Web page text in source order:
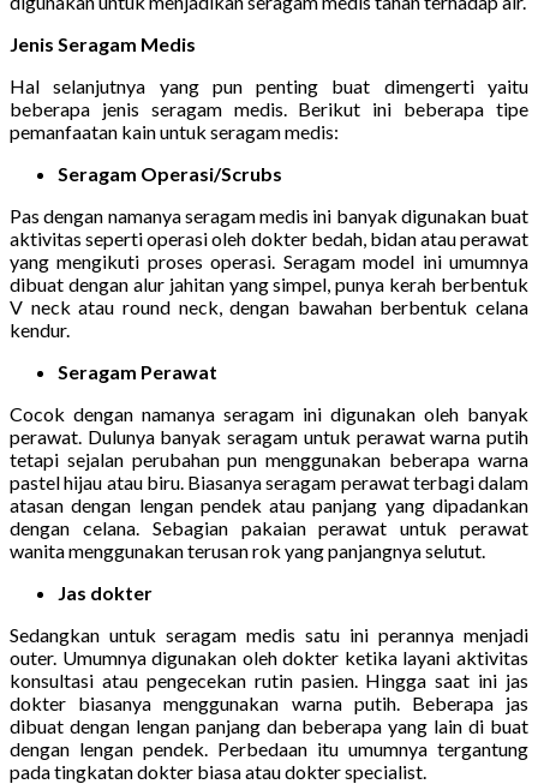
Jenis Seragam Medis
Hal selanjutnya yang pun penting buat dimengerti yaitu
beberapa jenis seragam medis. Berikut ini beberapa tipe
pemanfaatan kain untuk seragam medis:
Seragam Operasi/Scrubs
Pas dengan namanya seragam medis ini banyak digunakan buat
aktivitas seperti operasi oleh dokter bedah, bidan atau perawat
yang mengikuti proses operasi. Seragam model ini umumnya
dibuat dengan alur jahitan yang simpel, punya kerah berbentuk
V neck atau round neck, dengan bawahan berbentuk celana
kendur.
Seragam Perawat
Cocok dengan namanya seragam ini digunakan oleh banyak
perawat. Dulunya banyak seragam untuk perawat warna putih
tetapi sejalan perubahan pun menggunakan beberapa warna
pastel hijau atau biru. Biasanya seragam perawat terbagi dalam
atasan dengan lengan pendek atau panjang yang dipadankan
dengan celana. Sebagian pakaian perawat untuk perawat
wanita menggunakan terusan rok yang panjangnya selutut.
Jas dokter
Sedangkan untuk seragam medis satu ini perannya menjadi
outer. Umumnya digunakan oleh dokter ketika layani aktivitas
konsultasi atau pengecekan rutin pasien. Hingga saat ini jas
dokter biasanya menggunakan warna putih. Beberapa jas
dibuat dengan lengan panjang dan beberapa yang lain di buat
dengan lengan pendek. Perbedaan itu umumnya tergantung
pada tingkatan dokter biasa atau dokter specialist.